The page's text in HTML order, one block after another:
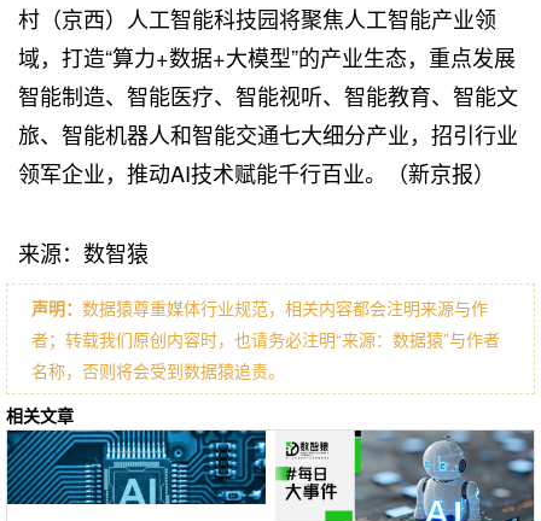
村（京西）人工智能科技园将聚焦人工智能产业领
域，打造“算力+数据+大模型”的产业生态，重点发展
智能制造、智能医疗、智能视听、智能教育、智能文
旅、智能机器人和智能交通七大细分产业，招引行业
领军企业，推动AI技术赋能千行百业。（新京报）
来源：数智猿
声明： 数据猿尊重媒体行业规范，相关内容都会注明来源与作
者；转载我们原创内容时，也请务必注明“来源：数据猿”与作者
名称，否则将会受到数据猿追责。
相关文章